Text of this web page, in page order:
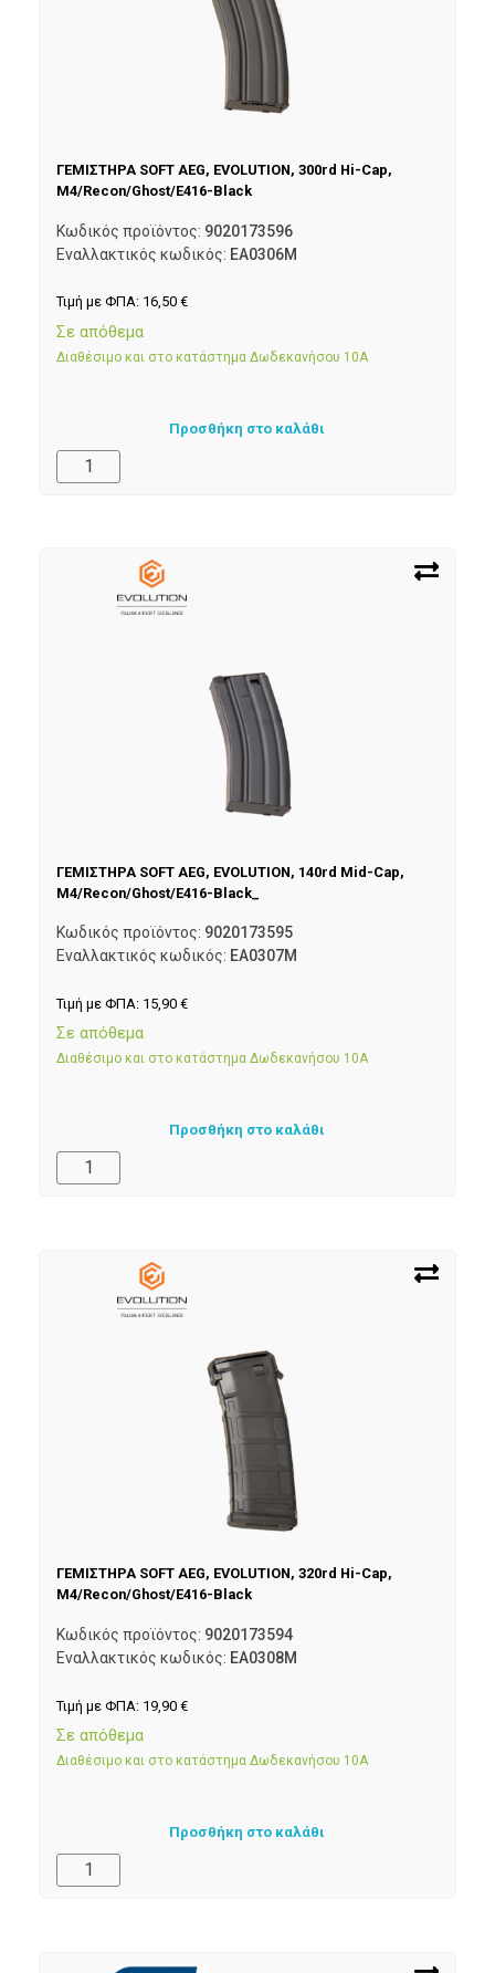
ΓΕΜΙΣΤΗΡΑ SOFT AEG, EVOLUTION, 300rd Hi-Cap,
M4/Recon/Ghost/E416-Black
Κωδικός προϊόντος: 9020173596
Εναλλακτικός κωδικός: EA0306M
Τιμή με ΦΠΑ: 16,50 €
Σε απόθεμα
Διαθέσιμο και στο κατάστημα Δωδεκανήσου 10Α
Προσθήκη στο καλάθι
ΓΕΜΙΣΤΗΡΑ SOFT AEG, EVOLUTION, 140rd Mid-Cap,
M4/Recon/Ghost/E416-Black_
Κωδικός προϊόντος: 9020173595
Εναλλακτικός κωδικός: EA0307M
Τιμή με ΦΠΑ: 15,90 €
Σε απόθεμα
Διαθέσιμο και στο κατάστημα Δωδεκανήσου 10Α
Προσθήκη στο καλάθι
ΓΕΜΙΣΤΗΡΑ SOFT AEG, EVOLUTION, 320rd Hi-Cap,
M4/Recon/Ghost/E416-Black
Κωδικός προϊόντος: 9020173594
Εναλλακτικός κωδικός: EA0308M
Τιμή με ΦΠΑ: 19,90 €
Σε απόθεμα
Διαθέσιμο και στο κατάστημα Δωδεκανήσου 10Α
Προσθήκη στο καλάθι